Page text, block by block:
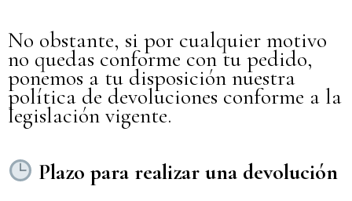
No obstante, si por cualquier motivo
no quedas conforme con tu pedido,
ponemos a tu disposición nuestra
política de devoluciones conforme a la
legislación vigente.
Plazo para realizar una devolución